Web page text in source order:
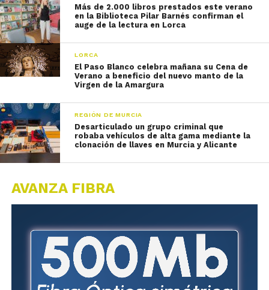
Más de 2.000 libros prestados este verano
en la Biblioteca Pilar Barnés confirman el
auge de la lectura en Lorca
LORCA
El Paso Blanco celebra mañana su Cena de
Verano a beneficio del nuevo manto de la
Virgen de la Amargura
REGIÓN DE MURCIA
Desarticulado un grupo criminal que
robaba vehículos de alta gama mediante la
clonación de llaves en Murcia y Alicante
AVANZA FIBRA